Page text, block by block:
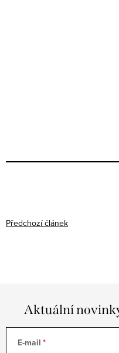
Předchozí článek
Aktuální
E-mail